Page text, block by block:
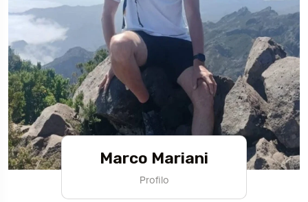
Marco Mariani
Profilo